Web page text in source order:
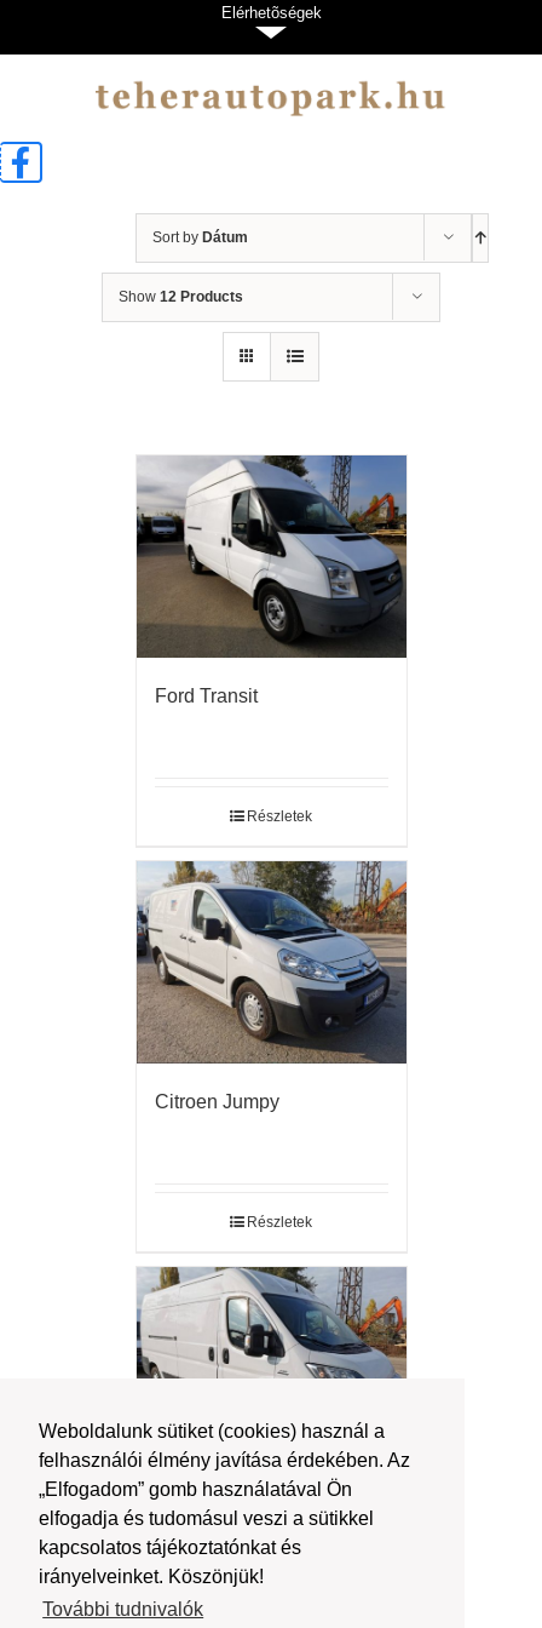
Weboldalunk sütiket (cookies) használ a
felhasználói élmény javítása érdekében. Az
„Elfogadom” gomb használatával Ön
elfogadja és tudomásul veszi a sütikkel
kapcsolatos tájékoztatónkat és
irányelveinket. Köszönjük!
További tudnivalók
Sort by Dátum
Show 12 Products
Ford Transit
Részletek
Citroen Jumpy
Részletek
Fiat Ducato l4h3
Elérhetõségek